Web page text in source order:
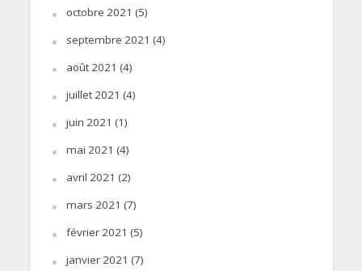
octobre 2021 (5)
septembre 2021 (4)
août 2021 (4)
juillet 2021 (4)
juin 2021 (1)
mai 2021 (4)
avril 2021 (2)
mars 2021 (7)
février 2021 (5)
janvier 2021 (7)